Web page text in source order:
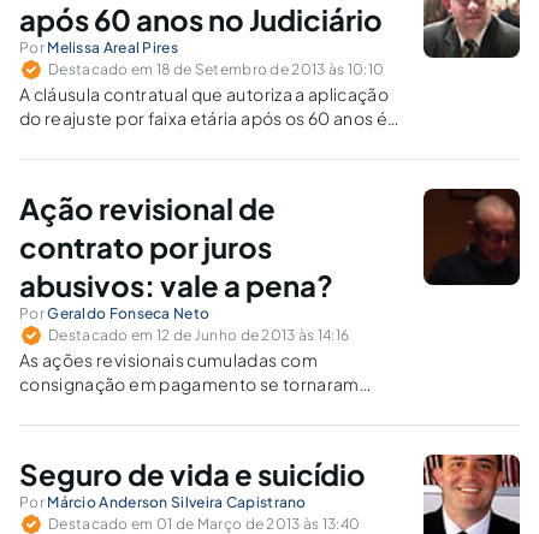
após 60 anos no Judiciário
Por Melissa Areal Pires
Destacado em 18 de Setembro de 2013 às 10:10
A cláusula contratual que autoriza a aplicação
do reajuste por faixa etária após os 60 anos é
Ação revisional de
contrato por juros
abusivos: vale a pena?
PorGeraldo Fonseca Neto
Destacado em 12 de Junho de 2013 às 14:16
As ações revisionais cumuladas com
consignação em pagamento se tornaram
muitas vezes alcançado é menor do que o
Seguro de vida e suicídio
Por Márcio Anderson Silveira Capistrano
Destacado em 01 de Março de 2013 às 13:40